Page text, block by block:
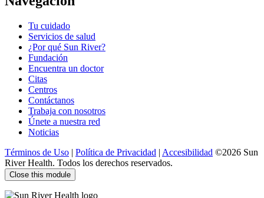
Tu cuidado
Servicios de salud
¿Por qué Sun River?
Fundación
Encuentra un doctor
Citas
Centros
Contáctanos
Trabaja con nosotros
Únete a nuestra red
Noticias
Términos de Uso | Política de Privacidad | Accesibilidad ©2026 Sun
River Health. Todos los derechos reservados.
Close this module